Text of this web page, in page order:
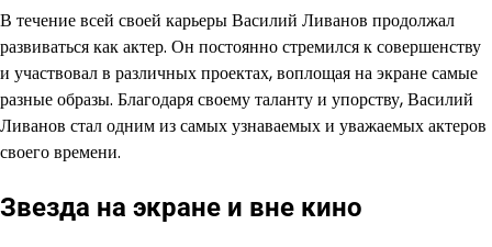
В течение всей своей карьеры Василий Ливанов продолжал
развиваться как актер. Он постоянно стремился к совершенству
и участвовал в различных проектах, воплощая на экране самые
разные образы. Благодаря своему таланту и упорству, Василий
Ливанов стал одним из самых узнаваемых и уважаемых актеров
своего времени.
Звезда на экране и вне кино